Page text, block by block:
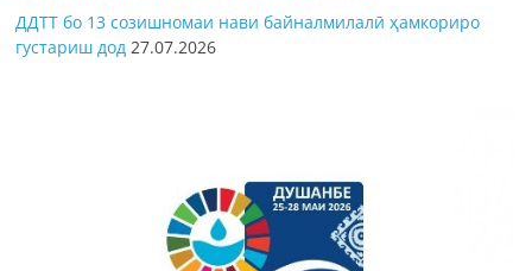
ДДТТ бо 13 созишномаи нави байналмилалӣ ҳамкориро
густариш дод 27.07.2026